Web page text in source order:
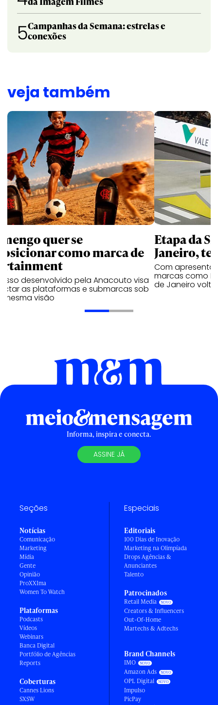
5Campanhas da Semana: estrelas e
conexões
veja também
quer se
como marca de
desenvolvido pela Anacouto visa
as plataformas e submarcas sob
mesma visão
Etapa da
Janeiro,
Com
marcas como
de Janeiro
Informa, inspira e conecta.
ASSINE JÁ
Seções
Notícias
Comunicação
Marketing
Mídia
Gente
Opinião
ProXXIma
Women To Watch
Plataformas
Podcasts
Vídeos
Webinars
Banca Digital
Portfólio de Agências
Reports
Coberturas
Cannes Lions
SXSW
Especiais
Editoriais
100 Dias de Inovação
Marketing na Olimpíada
Drops Agências &
Anunciantes
Talento
Patrocinados
Retail Media
Creators & Influencers
Out-Of-Home
Martechs & Adtechs
Brand Channels
IMO
Amazon Ads
OPL Digital
Impulso
PicPay